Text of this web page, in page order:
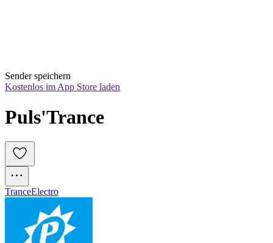
Sender speichern
Kostenlos im App Store laden
Puls'Trance
TranceElectro